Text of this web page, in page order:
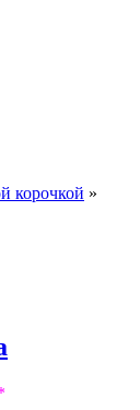
корочкой »